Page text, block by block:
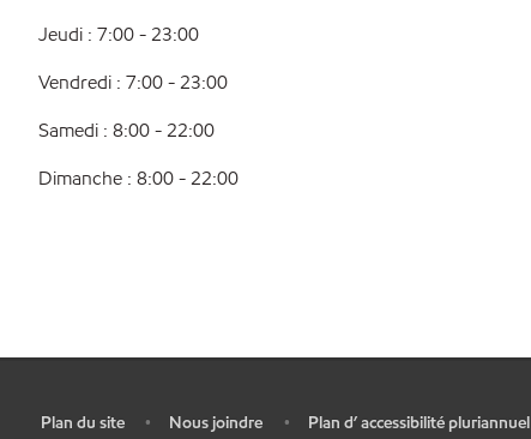
Jeudi : 7:00 - 23:00
Vendredi : 7:00 - 23:00
Samedi : 8:00 - 22:00
Dimanche : 8:00 - 22:00
Plan du site • Nous joindre • Plan d’ accessibilité pluriannuel